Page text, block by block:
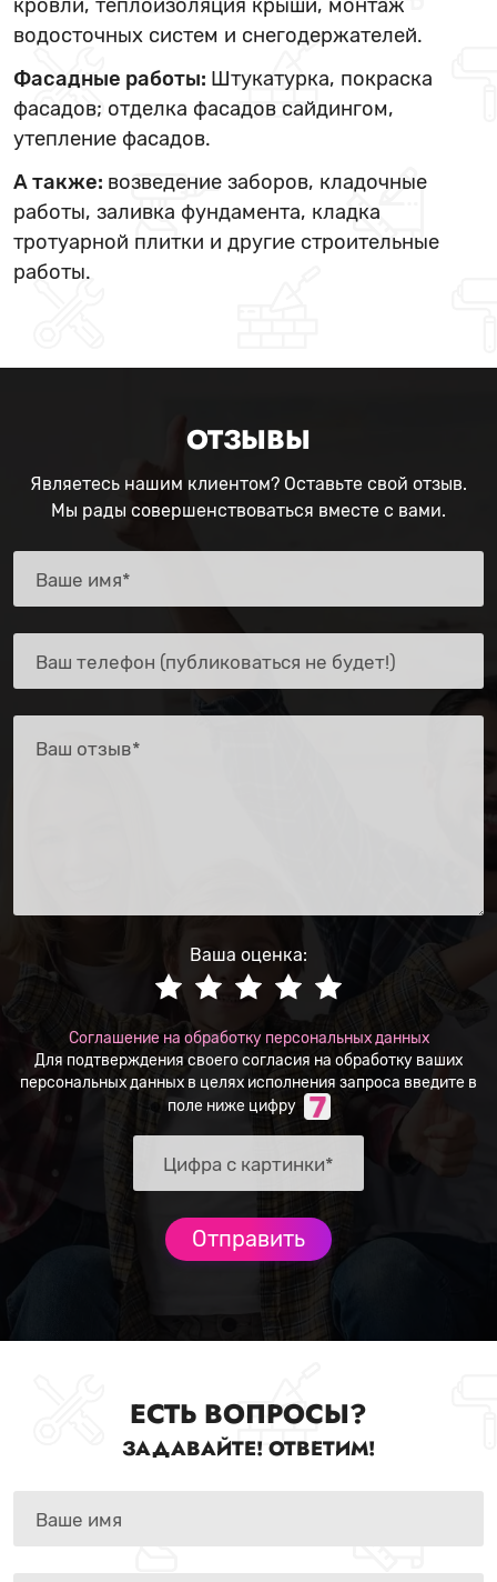
кровли, теплоизоляция крыши, монтаж
водосточных систем и снегодержателей.
Фасадные работы: Штукатурка, покраска
фасадов; отделка фасадов сайдингом,
утепление фасадов.
А также: возведение заборов, кладочные
работы, заливка фундамента, кладка
тротуарной плитки и другие строительные
работы.
ОТЗЫВЫ
Являетесь нашим клиентом? Оставьте свой отзыв.
Мы рады совершенствоваться вместе с вами.
Ваша оценка:
Соглашение на обработку персональных данных
Для подтверждения своего согласия на обработку ваших
персональных данных в целях исполнения запроса введите в
поле ниже цифру
ЕСТЬ ВОПРОСЫ?
ЗАДАВАЙТЕ! ОТВЕТИМ!